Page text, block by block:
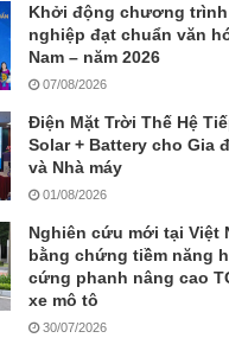
Khởi động chương
nghiệp đạt chuẩn văn
Nam – năm 2026
07/08/2026
Điện Mặt Trời Thế Hệ
Solar + Battery cho Gia
và Nhà máy
01/08/2026
Nghiên cứu mới tại Việt
bằng chứng tiềm năng
cứng phanh nâng cao
xe mô tô
30/07/2026